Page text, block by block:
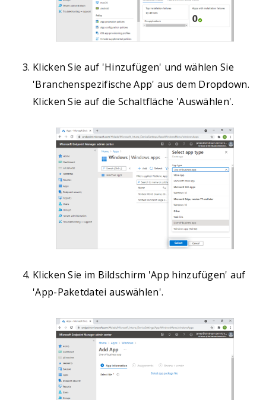
Klicken Sie auf 'Hinzufügen' und wählen Sie
'Branchenspezifische App' aus dem Dropdown.
Klicken Sie auf die Schaltfläche 'Auswählen'.
Klicken Sie im Bildschirm 'App hinzufügen' auf
'App-Paketdatei auswählen'.